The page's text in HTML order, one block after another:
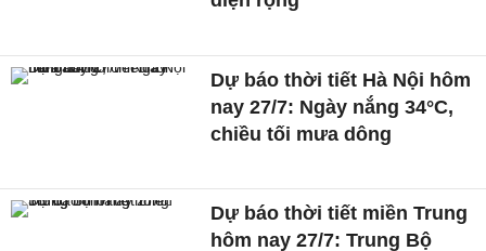
Dự báo thời tiết Hà Nội hôm
nay 27/7: Ngày nắng 34°C,
chiều tối mưa dông
Dự báo thời tiết miền Trung
hôm nay 27/7: Trung Bộ